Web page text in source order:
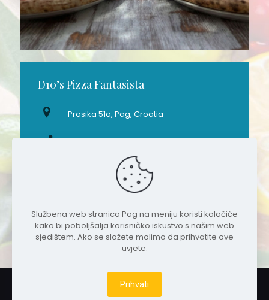
D10’s Pizza Fantasista
Prosika 51a, Pag, Croatia
095 501 1065
d10spizzafantasista@gmail.com
www.d10s.pizza/
Podijeli na društvenim mrežama
2026 Pag na meniju - vl. Srednja škola Bartula Kašića
Design & Host by TJstudio
Službena web stranica Pag na meniju koristi kolačiće
kako bi poboljšalja korisničko iskustvo s našim web
sjedištem. Ako se slažete molimo da prihvatite ove
uvjete.
Prihvati